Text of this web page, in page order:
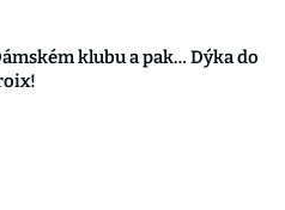
klubu a pak… Dýka do